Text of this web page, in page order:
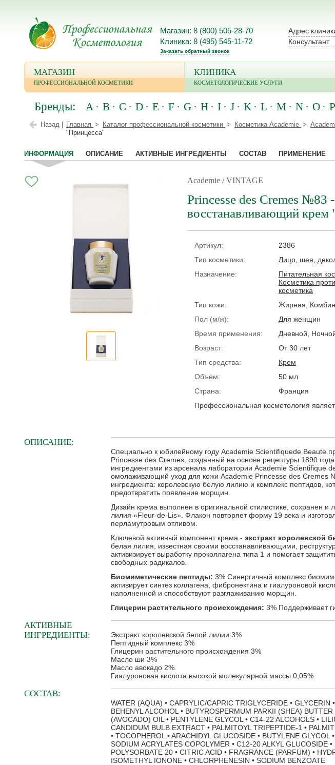
Магазин: 8 (800) 505-28-70
Клиника: 8 (495) 545-11-72
Заказать обратный звонок
Адрес
Консультант
МАГАЗИН
ПРОФЕССИОНАЛЬНОЙ КОСМЕТИКИ
КЛИНИКА
КОСМЕТОЛОГИЧЕСКИЕ УСЛУГИ
Бренды: A B C D E F G H I J K L M N O P
Назад | Главная Каталог профессиональной косметики Косметика Academie
"Принцесса"
ИНФОРМАЦИЯ ОПИСАНИЕ АКТИВНЫЕ ИНГРЕДИЕНТЫ СОСТАВ ПРИМЕНЕНИЕ
Academie / VINTAGE
Princesse des Cremes
восстанавливающий
Артикул:
2386
Тип косметики:
Лицо, шея,
Назначение:
Питательная
Косметика
косметика
Тип кожи:
Жирная,
Пол (м/ж):
Для женщин
Время применения:
Дневной,
Возраст:
От 30 лет
Тип средства:
Крем
Объем:
50 мл
Страна:
Франция
Профессиональная косметология
ОПИСАНИЕ:
Специально к юбилейному году Academie Scientifiquede Beaute
Princesse des Cremes, созданный на основе рецептуры 1890
ингредиентами из арсенала лаборатории Academie Scientifique
омолаживающий уход для кожи Academie Princesse des Cremes
ингредиента: королевскую белую лилию и комплекс пептидов,
предотвратить появление морщин.
Дизайн крема выполнен в оригинальной стилистике, сохранен и
лилия «Fleur-de-Lis». Флакон повторяет форму 19 века и
перламутровым отливом.
Ключевой активный компонент крема - экстракт королевской
белая лилия, известная своими восстанавливающими,
активизирует выработку проколлагена типа 1 и помогает
свободных радикалов.
Биомиметические пептиды: 3% Синергичный комплекс
активирует синтез коллагена, фибронектина и гиалуроновой
наполненной и способствуют разглаживанию морщин.
Глицерин растительного происхождения: 3% Поддерживает
АКТИВНЫЕ
ИНГРЕДИЕНТЫ:
Экстракт королевской белой лилии 3%
Пептидный комплекс 3%
Глицерин растительного происхождения 3%
Масло ши 3%
Масло авокадо 2%
Гиалуроновая кислота высокой молекулярной массы 0,05%.
СОСТАВ:
WATER (AQUA) • CAPRYLIC/CAPRIC TRIGLYCERIDE •
BEHENYL ALCOHOL • BUTYROSPERMUM PARKII (SHEA)
(AVOCADO) OIL • PENTYLENE GLYCOL • C14-22 ALCOHOLS •
CANDIDUM BULB EXTRACT • PALMITOYL TRIPEPTIDE-1 •
• TOCOPHEROL • ARACHIDYL GLUCOSIDE • BUTYLENE GLYCOL
SODIUM ACRYLATES COPOLYMER • C12-20 ALKYL GLUCOSIDE
POLYSORBATE 20 • CITRIC ACID • FRAGRANCE (PARFUM) •
ISOMETHYL IONONE • CHLORPHENESIN • SODIUM BENZOATE